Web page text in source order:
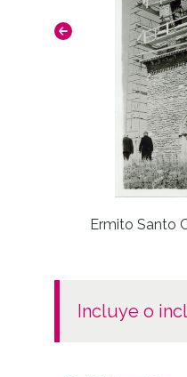
Ermito Santo
incluye o